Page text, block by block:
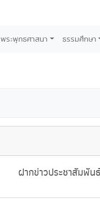
พระพุทธศาสนา ธรรมศึกษา
ฝากข่าวประชาสัมพั